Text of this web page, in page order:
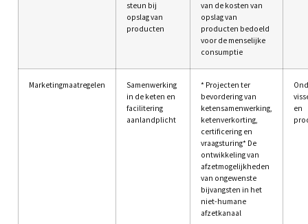
steun bij
opslag van
producten
van de kosten van
opslag van
producten bedoeld
voor de menselijke
consumptie
Marketingmaatregelen
Samenwerking
in de keten en
facilitering
aanlandplicht
* Projecten ter
bevordering van
ketensamenwerking,
ketenverkorting,
certificering en
vraagsturing* De
ontwikkeling van
afzetmogelijkheden
van ongewenste
bijvangsten in het
niet-humane
afzetkanaal
en